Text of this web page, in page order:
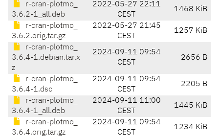
r-cran-plotmo_
3.6.2-1_all.deb
2022-05-27 22:11
CEST
1468 KiB
r-cran-plotmo_
3.6.2.orig.tar.gz
2022-05-27 21:45
CEST
1257 KiB
r-cran-plotmo_
3.6.4-1.debian.tar.x
z
2024-09-11 09:54
CEST
2656 B
r-cran-plotmo_
3.6.4-1.dsc
2024-09-11 09:54
CEST
2205 B
r-cran-plotmo_
3.6.4-1_all.deb
2024-09-11 11:00
CEST
1445 KiB
r-cran-plotmo_
3.6.4.orig.tar.gz
2024-09-11 09:54
CEST
1234 KiB